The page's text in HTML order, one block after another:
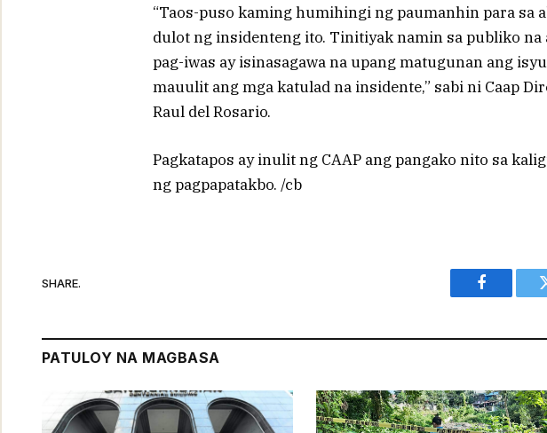
“Taos-puso kaming humihingi ng paumanhin para sa
dulot ng insidenteng ito. Tinitiyak namin sa publiko na
pag-iwas ay isinasagawa na upang matugunan ang
mauulit ang mga katulad na insidente,” sabi ni Caap
Raul del Rosario.
Pagkatapos ay inulit ng CAAP ang pangako nito sa
ng pagpapatakbo. /cb
SHARE.
Facebook
PATULOY NA MAGBASA